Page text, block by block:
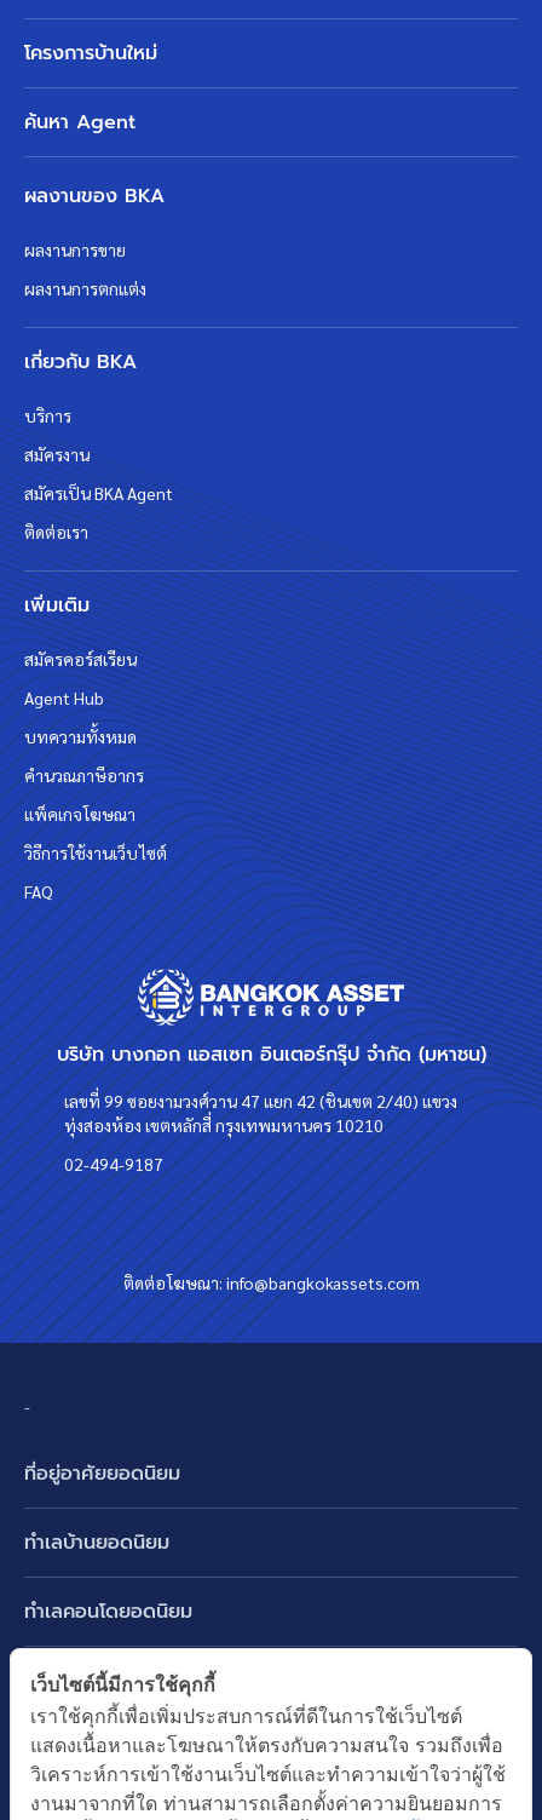
บริษัท บางกอก แอสเซท อินเตอร์กรุ๊ป จำกัด (มหาชน)
เลขที่ 99 ซอยงามวงศ์วาน 47 แยก 42 (ชินเขต 2/40) แขวง
ทุ่งสองห้อง เขตหลักสี่ กรุงเทพมหานคร 10210
02-494-9187
ติดต่อโฆษณา:info@bangkokassets.com
โครงการบ้านใหม่
ค้นหา Agent
ผลงานของ BKA
ผลงานการขาย
ผลงานการตกแต่ง
เกี่ยวกับ BKA
บริการ
สมัครงาน
สมัครเป็น BKA Agent
ติดต่อเรา
เพิ่มเติม
สมัครคอร์สเรียน
Agent Hub
บทความทั้งหมด
คำนวณภาษีอากร
แพ็คเกจโฆษณา
วิธีการใช้งานเว็บไซต์
FAQ
-
ที่อยู่อาศัยยอดนิยม
ทาวน์เฮ้าส์ ทาวน์โฮม
คอนโดมิเนียม
อาคารพาณิชย์ ตึกแถว
ที่ดินเปล่า
อพาร์ทเม้นท์ หอพัก
ทำเลบ้านยอดนิยม
บางนา รามคำแหง 2
ปทุมธานี รังสิต ลำลูกกา
นนทบุรี บางใหญ่ บางบัวทอง
ทำเลคอนโดยอดนิยม
พระราม 9
อ่อนนุช ปุณณวิถี
รัชดาภิเษก ห้วยขวาง
ทำเล BTS ยอดนิยม
BTS ทองหล่อ
BTS เอกมัย
BTS พร้อมพงษ์
ทำเล MRT ยอดนิยม
MRT เพชรบุรี
เว็บไซต์นี้มีการใช้คุกกี้
เราใช้คุกกี้เพื่อเพิ่มประสบการณ์ที่ดีในการใช้เว็บไซต์
แสดงเนื้อหาและโฆษณาให้ตรงกับความสนใจ รวมถึงเพื่อ
วิเคราะห์การเข้าใช้งานเว็บไซต์และทำความเข้าใจว่าผู้ใช้
งานมาจากที่ใด ท่านสามารถเลือกตั้งค่าความยินยอมการ